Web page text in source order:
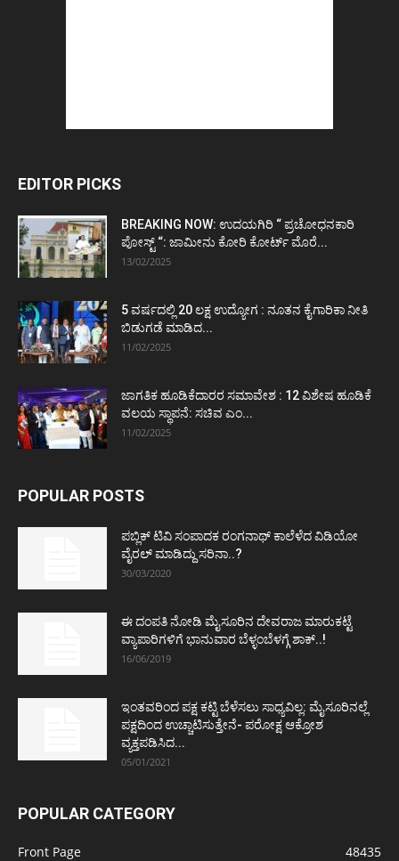
EDITOR PICKS
BREAKING NOW: ಉದಯಗಿರಿ “ ಪ್ರಚೋಧನಕಾರಿ
ಪೋಸ್ಟ್‌ “: ಜಾಮೀನು ಕೋರಿ ಕೋರ್ಟ್‌ ಮೊರೆ...
13/02/2025
5 ವರ್ಷದಲ್ಲಿ 20 ಲಕ್ಷ ಉದ್ಯೋಗ : ನೂತನ ಕೈಗಾರಿಕಾ ನೀತಿ
ಬಿಡುಗಡೆ ಮಾಡಿದ...
11/02/2025
ಜಾಗತಿಕ ಹೂಡಿಕೆದಾರರ ಸಮಾವೇಶ : 12 ವಿಶೇಷ ಹೂಡಿಕೆ
ವಲಯ ಸ್ಥಾಪನೆ: ಸಚಿವ ಎಂ...
11/02/2025
POPULAR POSTS
ಪಬ್ಲಿಕ್ ಟಿವಿ ಸಂಪಾದಕ ರಂಗನಾಥ್ ಕಾಲೆಳೆದ ವಿಡಿಯೋ
ವೈರಲ್ ಮಾಡಿದ್ದು ಸರಿನಾ..?
30/03/2020
ಈ ದಂಪತಿ ನೋಡಿ ಮೈಸೂರಿನ ದೇವರಾಜ ಮಾರುಕಟ್ಟೆ
ವ್ಯಾಪಾರಿಗಳಿಗೆ ಭಾನುವಾರ ಬೆಳ್ಳಂಬೆಳಗ್ಗೆ ಶಾಕ್..!
16/06/2019
ಇಂತವರಿಂದ ಪಕ್ಷ ಕಟ್ಟಿ ಬೆಳೆಸಲು ಸಾಧ್ಯವಿಲ್ಲ: ಮೈಸೂರಿನಲ್ಲೆ
ಪಕ್ಷದಿಂದ ಉಚ್ಚಾಟಿಸುತ್ತೇನೆ- ಪರೋಕ್ಷ ಆಕ್ರೋಶ
ವ್ಯಕ್ತಪಡಿಸಿದ...
05/01/2021
POPULAR CATEGORY
Front Page
48435